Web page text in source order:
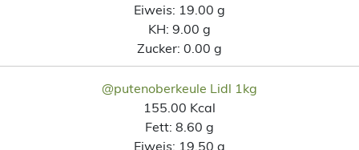
Eiweis: 19.00 g
KH: 9.00 g
Zucker: 0.00 g
@putenoberkeule Lidl 1kg
155.00 Kcal
Fett: 8.60 g
Eiweis: 19.50 g